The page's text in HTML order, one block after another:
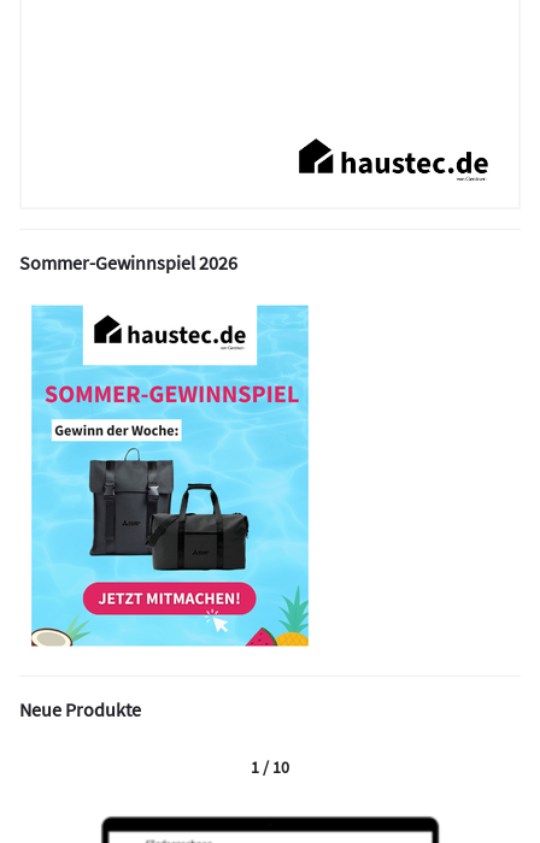
Sommer-Gewinnspiel 2026
Neue Produkte
1 / 10